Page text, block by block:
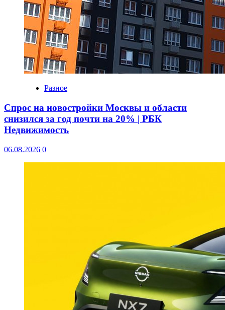
Разное
Спрос на новостройки Москвы и области
снизился за год почти на 20% | РБК
Недвижимость
06.08.2026 0